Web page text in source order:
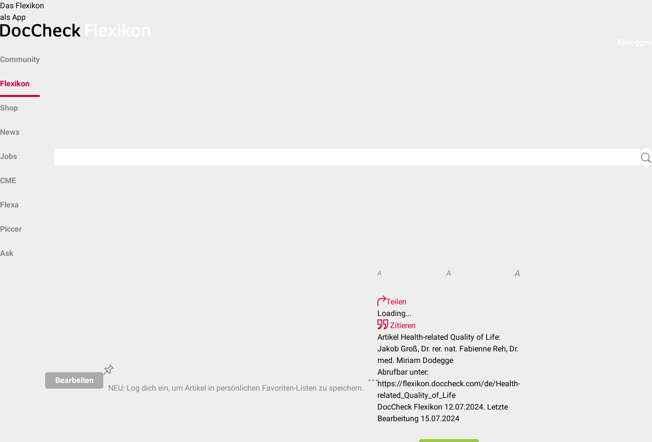
Das Flexikon
als App
Community
Flexikon
Shop
News
Jobs
CME
Flexa
Piccer
Ask
Bearbeiten
NEU: Log dich ein, um Artikel in persönlichen Favoriten-Listen zu speichern.
A A A
Teilen
Loading...
Zitieren
Artikel Health-related Quality of Life:
Jakob Groß, Dr. rer. nat. Fabienne Reh, Dr.
med. Miriam Dodegge
Abrufbar unter:
https://flexikon.doccheck.com/de/Health-
related_Quality_of_Life
DocCheck Flexikon 12.07.2024. Letzte
Bearbeitung 15.07.2024